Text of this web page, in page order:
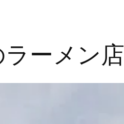
ーメン店